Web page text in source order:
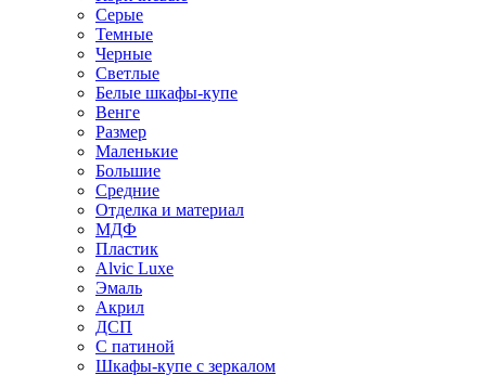
Серые
Темные
Черные
Светлые
Белые шкафы-купе
Венге
Размер
Маленькие
Большие
Средние
Отделка и материал
МДФ
Пластик
Alvic Luxe
Эмаль
Акрил
ДСП
С патиной
Шкафы-купе с зеркалом